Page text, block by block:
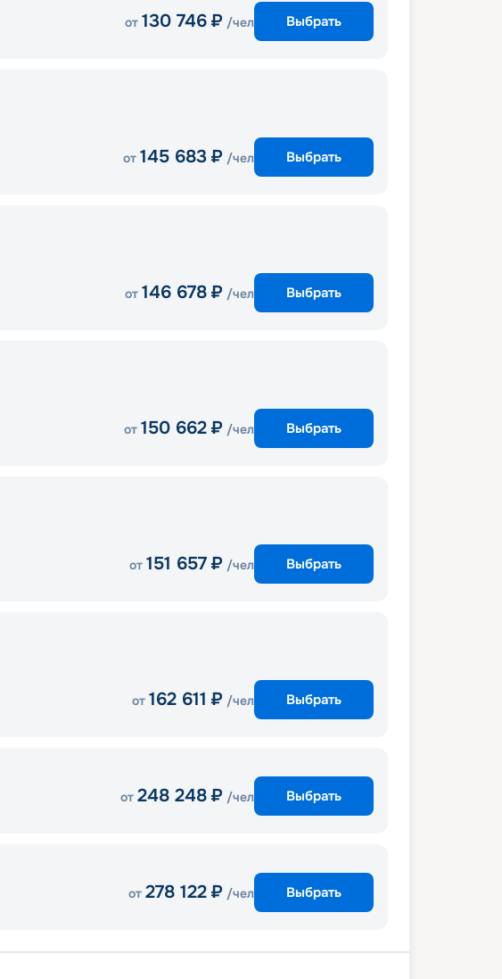
от 130 746 ₽ /чел Выбрать
от 145 683 ₽ /чел Выбрать
от 146 678 ₽ /чел Выбрать
от 150 662 ₽ /чел Выбрать
от 151 657 ₽ /чел Выбрать
от 162 611 ₽ /чел Выбрать
от 248 248 ₽ /чел Выбрать
от 278 122 ₽ /чел Выбрать